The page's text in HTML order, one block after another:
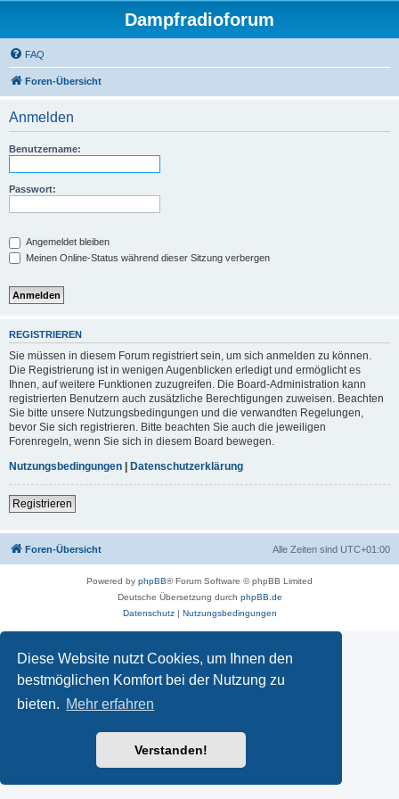
Diese Website nutzt Cookies, um Ihnen den
bestmöglichen Komfort bei der Nutzung zu
bieten. Mehr erfahren
Verstanden!
Dampfradioforum
FAQ
Foren-Übersicht
Anmelden
Benutzername:
Passwort:
Angemeldet bleiben
Meinen Online-Status während dieser Sitzung verbergen
REGISTRIEREN
Sie müssen in diesem Forum registriert sein, um sich anmelden zu können.
Die Registrierung ist in wenigen Augenblicken erledigt und ermöglicht es
Ihnen, auf weitere Funktionen zuzugreifen. Die Board-Administration kann
registrierten Benutzern auch zusätzliche Berechtigungen zuweisen. Beachten
Sie bitte unsere Nutzungsbedingungen und die verwandten Regelungen,
bevor Sie sich registrieren. Bitte beachten Sie auch die jeweiligen
Forenregeln, wenn Sie sich in diesem Board bewegen.
Nutzungsbedingungen | Datenschutzerklärung
Registrieren
Foren-Übersicht Alle Zeiten sind UTC+01:00
Powered by phpBB® Forum Software © phpBB Limited
Deutsche Übersetzung durch phpBB.de
Datenschutz| Nutzungsbedingungen